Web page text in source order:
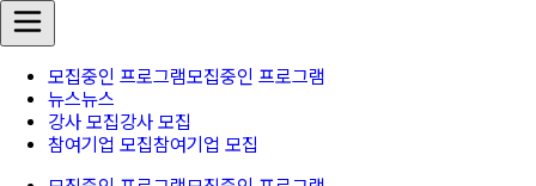
모집중인 프로그램모집중인 프로그램
뉴스뉴스
강사 모집강사 모집
참여기업 모집참여기업 모집